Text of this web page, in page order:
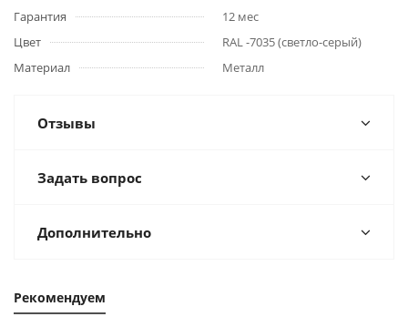
Гарантия
12 мес
Цвет
RAL -7035 (светло-серый)
Материал
Металл
Отзывы
Задать вопрос
Дополнительно
Рекомендуем